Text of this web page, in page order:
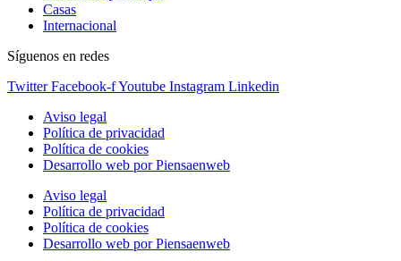
Casas
Internacional
Síguenos en redes
Twitter Facebook-fYoutube Instagram Linkedin
Aviso legal
Política de privacidad
Política de cookies
Desarrollo web por Piensaenweb
Aviso legal
Política de privacidad
Política de cookies
Desarrollo web por Piensaenweb